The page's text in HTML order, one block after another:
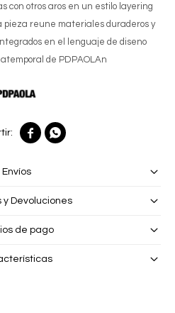
con otros aros en un estilo layering
reune materiales duraderos y
en el lenguaje de diseno
de PDPAOLAn
 
Envíos
y Devoluciones
de pago